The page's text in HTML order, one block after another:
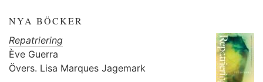
NYA BÖCKER
Repatriering
Ève Guerra
Övers. Lisa Marques Jagemark